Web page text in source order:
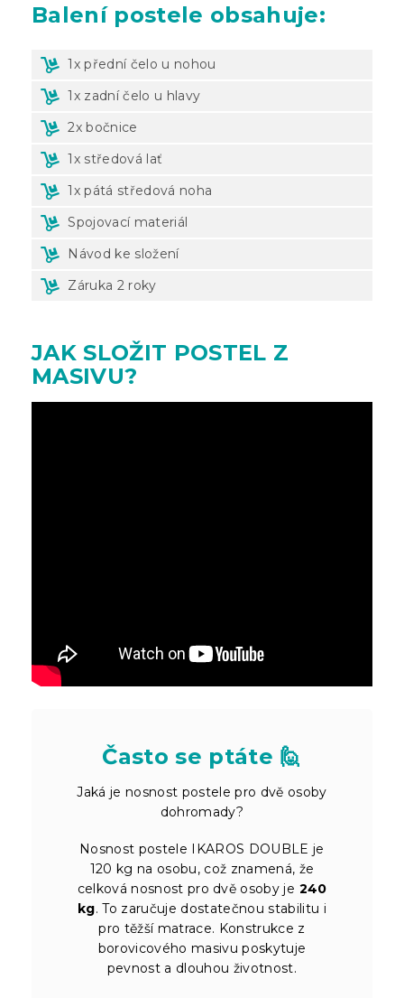
Balenípostele obsahuje:
1x přední čelo u nohou
1x zadní čelo u hlavy
2x bočnice
1x středová lať
1x pátá středová noha
Spojovací materiál
Návod ke složení
Záruka 2 roky
JAK SLOŽIT POSTEL Z
MASIVU?
Často se ptáte 🙋
Jaká je nosnost postele pro dvě osoby
dohromady?
Nosnost postele IKAROS DOUBLE je
120 kg na osobu, což znamená, že
celková nosnost pro dvě osoby je 240
kg. To zaručuje dostatečnou stabilitu i
pro těžší matrace. Konstrukce z
borovicového masivu poskytuje
pevnost a dlouhou životnost.